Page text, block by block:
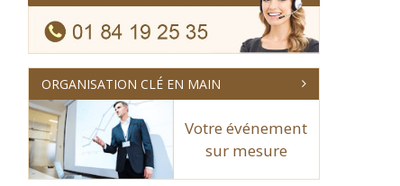
ORGANISATION CLÉ EN MAIN
Votre événement
sur mesure